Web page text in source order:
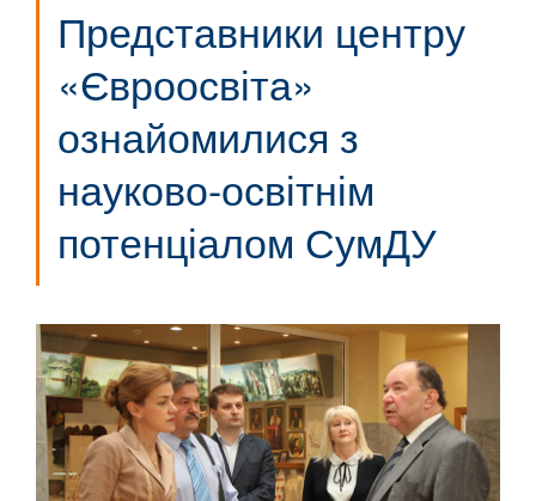
Представники центру
«Євроосвіта»
ознайомилися з
науково-освітнім
потенціалом СумДУ